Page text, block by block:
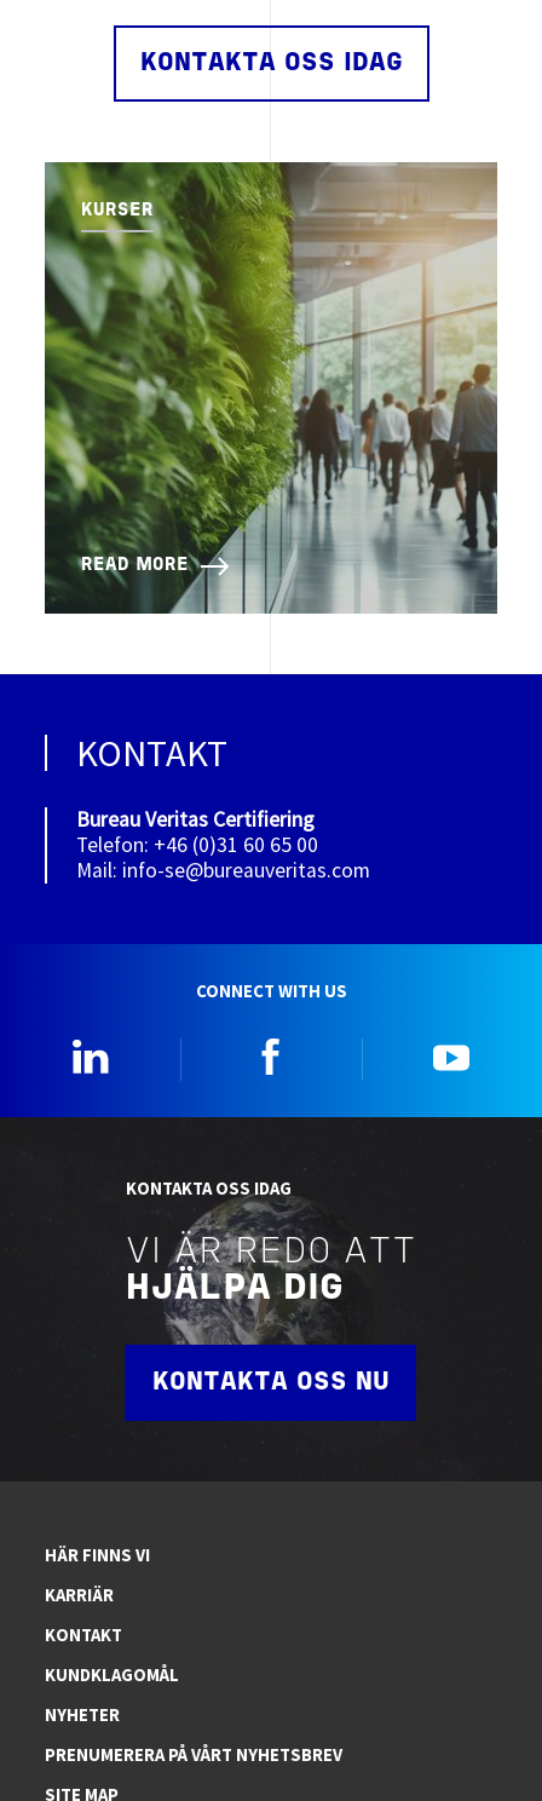
KONTAKTA OSS IDAG
KURSER
READ MORE
KONTAKT
Bureau Veritas Certifiering
Telefon: +46 (0)31 60 65 00
Mail: info-se@bureauveritas.com
CONNECT WITH US
KONTAKTA OSS IDAG
VI ÄR REDO ATT
HJÄLPA DIG
KONTAKTA OSS NU
HÄR FINNS VI
KARRIÄR
KONTAKT
KUNDKLAGOMÅL
NYHETER
PRENUMERERA PÅ VÅRT NYHETSBREV
SITE MAP